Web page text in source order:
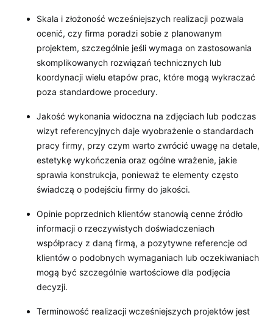
Skala i złożoność wcześniejszych realizacji pozwala
ocenić, czy firma poradzi sobie z planowanym
projektem, szczególnie jeśli wymaga on zastosowania
skomplikowanych rozwiązań technicznych lub
koordynacji wielu etapów prac, które mogą wykraczać
poza standardowe procedury.
Jakość wykonania widoczna na zdjęciach lub podczas
wizyt referencyjnych daje wyobrażenie o standardach
pracy firmy, przy czym warto zwrócić uwagę na detale,
estetykę wykończenia oraz ogólne wrażenie, jakie
sprawia konstrukcja, ponieważ te elementy często
świadczą o podejściu firmy do jakości.
Opinie poprzednich klientów stanowią cenne źródło
informacji o rzeczywistych doświadczeniach
współpracy z daną firmą, a pozytywne referencje od
klientów o podobnych wymaganiach lub oczekiwaniach
mogą być szczególnie wartościowe dla podjęcia
decyzji.
Terminowość realizacji wcześniejszych projektów jest